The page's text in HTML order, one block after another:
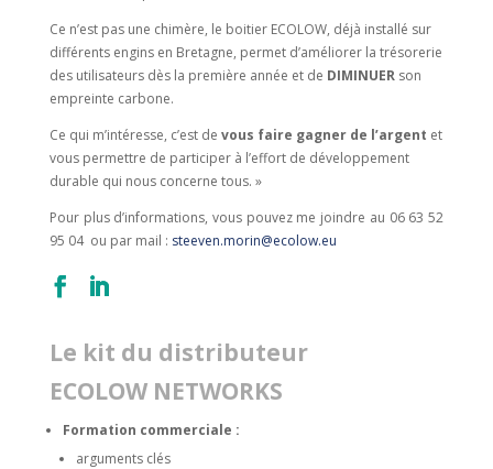
Ce n’est pas une chimère, le boitier ECOLOW, déjà installé sur
différents engins en Bretagne, permet d’améliorer la trésorerie
des utilisateurs dès la première année et de DIMINUERson
empreinte carbone.
Ce qui m’intéresse, c’est de vous faire gagner de l’argent et
vous permettre de participer à l’effort de développement
durable qui nous concerne tous. »
Pour plus d’informations, vous pouvez me joindre au 06 63 52
95 04 ou par mail : steeven.morin@ecolow.eu
Le kit du distributeur
ECOLOW NETWORKS
Formation commerciale :
arguments clés